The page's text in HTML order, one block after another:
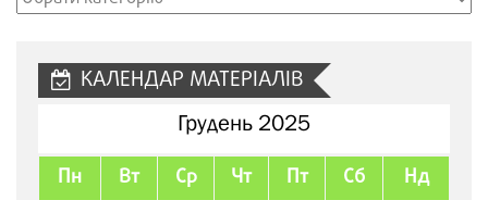
КАЛЕНДАР МАТЕРІАЛІВ
Грудень 2025
Пн Вт Ср Чт Пт Сб Нд